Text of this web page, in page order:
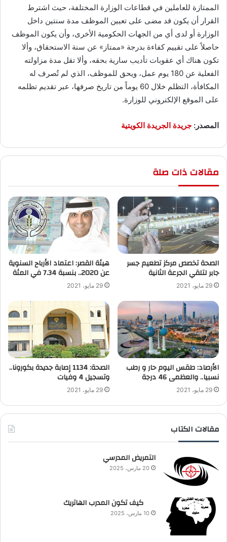
الممتازة للعاملين في قطاعات الوزارة المختلفة، حيث اشترط
القرار أن يكون قد مضى على تعيين الموظف مدة سنتين داخل
الوزارة أو لدى أي من الجهات الحكومية الأخرى، وأن يكون الموظف
حاصلاً على تقييم كفاءة بدرجة «ممتاز» عن سنة الاستحقاق، وألا
تكون هناك أي عقوبات تأديب سارية بحقه، وألا تقل مدة مزاولته
الفعلية عن 180 يوم عمل، ويحق للموظف، الذي لم تُصرف له
المكافأة، التظلم خلال 60 يوماً من تاريخ صرفها، عبر تقديم تظلمه
على الموقع الإلكتروني للوزارة.
المصدر: جريدة الجريدة الكويتية
مقالات ذات صلة
الصحة تخصص مركز تطعيم جسر
جابر لتلقي الجرعة الثانية
29 مايو، 2021
هيئة القصر: اعتماد الأرباح السنوية
عن 2020.. بنسبة 7.34 في المئة
29 مايو، 2021
الأرصاد: طقس اليوم حار و رطب
نسبيا.. والعظمى 46 درجة
29 مايو، 2021
الصحة: 1134 إصابة جديدة بكورونا..
وتسجيل 4 وفيات
29 مايو، 2021
مقالات الكتاب
التمريض المدرسي
20 مارس، 2025
كيف تكون المدرب الهاتريك
10 مارس، 2025